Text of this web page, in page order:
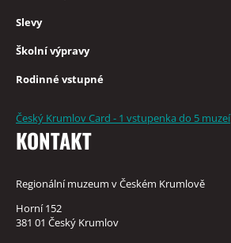
Slevy
Školní výpravy
Rodinné vstupné
Český Krumlov Card - 1 vstupenka do 5 muzeí
KONTAKT
Regionální muzeum v Českém Krumlově
Horní 152
381 01 Český Krumlov